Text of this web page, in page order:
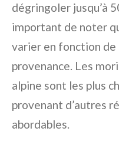
dégringoler jusqu’à
important de noter
varier en fonction
provenance. Les
alpine sont les plus
provenant d’autres
abordables.